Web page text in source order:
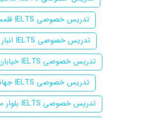
تدریس خصوصی IELTS قلمستان کرج
تدریس خصوصی IELTS انبار نفت کرج
تدریس خصوصی IELTS خیابان برغان کرج
تدریس خصوصی IELTS جهانشهر کرج
تدریس خصوصی IELTS بلوار ملاصدرا کرج